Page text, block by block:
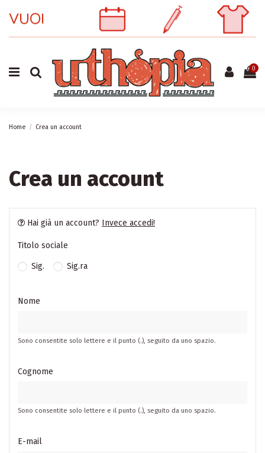
0
Home Crea un account
Crea un account
Hai già un account? Invece accedi!
Titolo sociale
Sig. Sig.ra
Nome
Sono consentite solo lettere e il punto (.), seguito da uno spazio.
Cognome
Sono consentite solo lettere e il punto (.), seguito da uno spazio.
E-mail